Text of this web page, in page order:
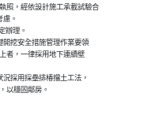
，經依設計施工承載試驗合
慮。
辦理。
開挖安全措施管理作業要領
上者，一律採用地下連續壁
況採用採壘排椿擋土工法，
以穩固鄰房。